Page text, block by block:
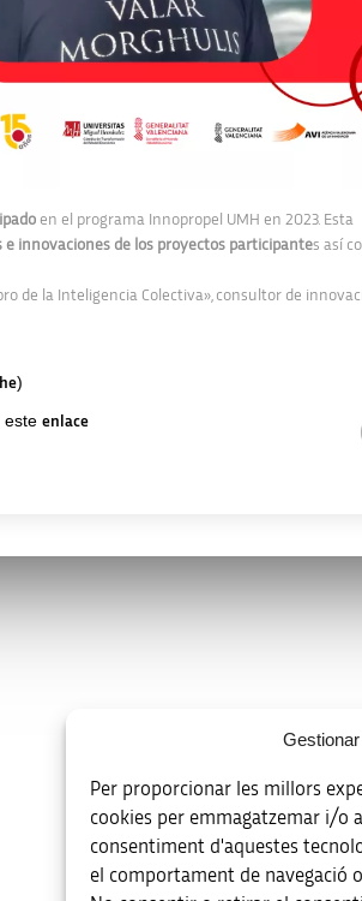
Per proporcionar les millors
cookies per emmagatzemar i/o
consentiment d'aquestes
el comportament de navegació
en el programa Innopropel UMH en 2023. Esta
innovaciones de los proyectos participantes así
de la Inteligencia Colectiva», consultor de
)
este enlace
que apoyan a la
Créditos